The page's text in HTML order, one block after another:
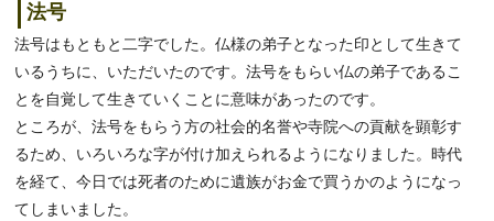
法号
法号はもともと二字でした。仏様の弟子となった印として生きて
いるうちに、いただいたのです。法号をもらい仏の弟子であるこ
とを自覚して生きていくことに意味があったのです。
ところが、法号をもらう方の社会的名誉や寺院への貢献を顕彰す
るため、いろいろな字が付け加えられるようになりました。時代
を経て、今日では死者のために遺族がお金で買うかのようになっ
てしまいました。